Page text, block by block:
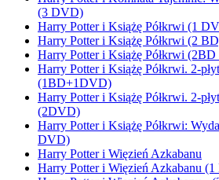
(3 DVD)
Harry Potter i Książę Półkrwi (1
Harry Potter i Książę Półkrwi (2
Harry Potter i Książę Półkrwi
Harry Potter i Książę Półkrwi. 2-
(1BD+1DVD)
Harry Potter i Książę Półkrwi. 2-
(2DVD)
Harry Potter i Książę Półkrwi:
DVD)
Harry Potter i Więzień Azkabanu
Harry Potter i Więzień Azkabanu